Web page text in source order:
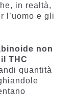
in realtà,
l’uomo e gli
non
THC
quantità